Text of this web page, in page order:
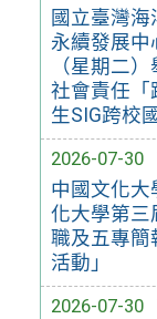
國立臺灣
永續發展中
（星期二
社會責任「
生SIG跨校
2026-07-30
中國文化大
化大學第三
職及五專簡
活動」
2026-07-30